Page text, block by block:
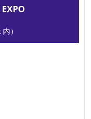
）